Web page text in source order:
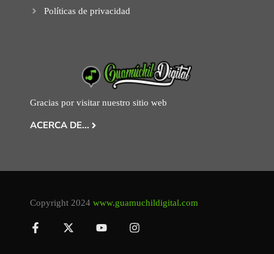
Políticas de privacidad
Gracias por visitar nuestro sitio web
ACERCA DE...
Copyright 2024 www.guamuchildigital.com